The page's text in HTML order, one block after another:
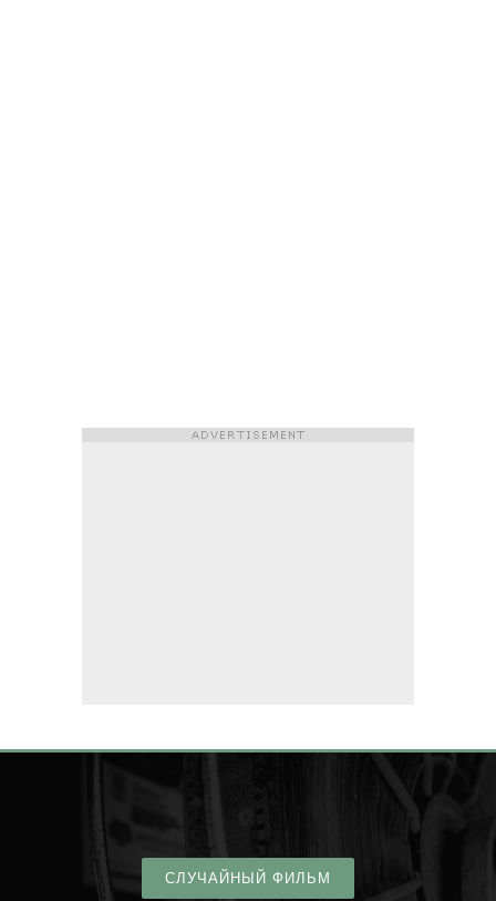
СЛУЧАЙНЫЙ ФИЛЬМ